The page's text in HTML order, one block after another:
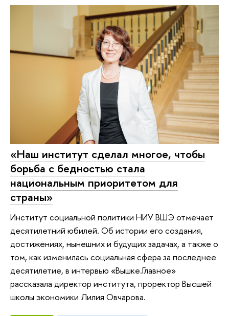
«Наш институт сделал многое, чтобы
борьба с бедностью стала
национальным приоритетом для
страны»
Институт социальной политики НИУ ВШЭ отмечает
десятилетний юбилей. Об истории его создания,
достижениях, нынешних и будущих задачах, а также о
том, как изменилась социальная сфера за последнее
десятилетие, в интервью «Вышке.Главное»
рассказала директор института, проректор Высшей
школы экономики Лилия Овчарова.